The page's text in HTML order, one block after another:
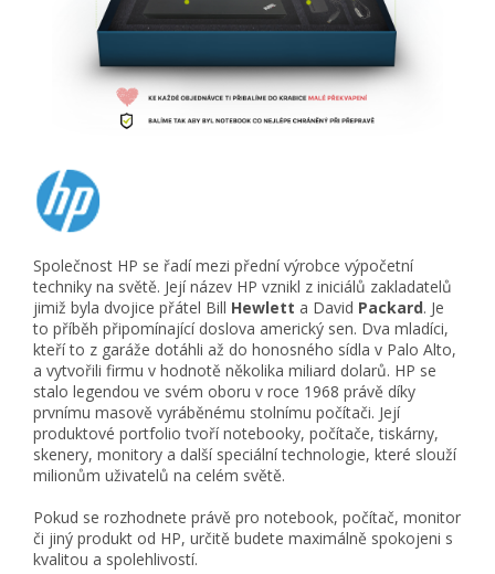
Společnost HP se řadí mezi přední výrobce výpočetní
techniky na světě. Její název HP vznikl z iniciálů zakladatelů
jimiž byla dvojice přátel Bill Hewlett a David Packard. Je
to příběh připomínající doslova americký sen. Dva mladíci,
kteří to z garáže dotáhli až do honosného sídla v Palo Alto,
a vytvořili firmu v hodnotě několika miliard dolarů. HP se
stalo legendou ve svém oboru v roce 1968 právě díky
prvnímu masově vyráběnému stolnímu počítači. Její
produktové portfolio tvoří notebooky, počítače, tiskárny,
skenery, monitory a další speciální technologie, které slouží
milionům uživatelů na celém světě.
Pokud se rozhodnete právě pro notebook, počítač, monitor
či jiný produkt od HP, určitě budete maximálně spokojeni s
kvalitou a spolehlivostí.